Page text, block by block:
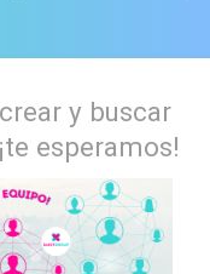
y buscar
esperamos!